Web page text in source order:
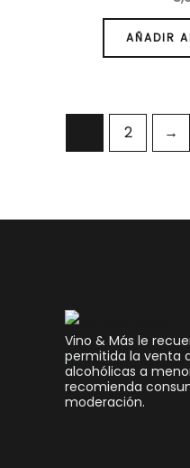
AÑADIR
2 →
Vino & Más le
permitida la venta
alcohólicas a
recomienda
moderación.